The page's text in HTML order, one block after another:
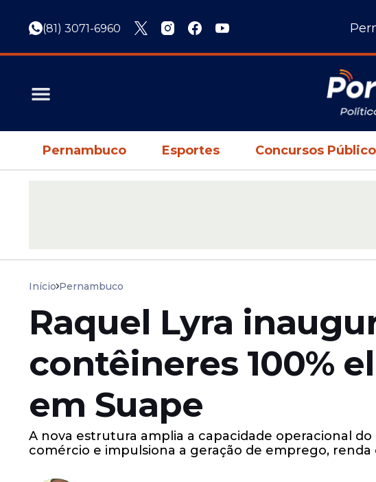
(81) 3071-6960
Pernambuco Esportes Concursos
Início Pernambuco
Raquel Lyra
contêineres 100%
em Suape
A nova estrutura amplia a capacidade operacional
comércio e impulsiona a geração de emprego,